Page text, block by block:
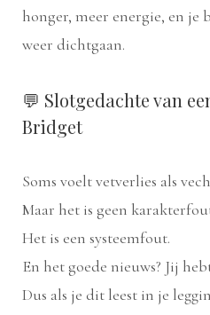
honger, meer energie, en je
weer dichtgaan.
💬 Slotgedachte van
Bridget
Soms voelt vetverlies als
Maar het is geen
Het is een systeemfout.
En het goede nieuws? Jij
Dus als je dit leest in je